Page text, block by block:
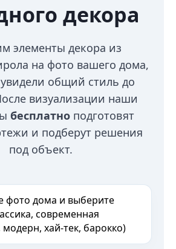
декора
элементы декора из
на фото вашего дома,
общий стиль до
визуализации наши
бесплатноподготовят
и подберут решения
под объект.
фото дома и выберите
современная
модерн, хай-тек, барокко)